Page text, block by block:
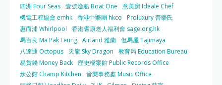
四洲 Four Seas 壹號漁船 Boat One
意美廚 Ideale Chef
機電工程協會 emhk 香港中樂團 hkco
Proluxury 普樂氏
惠而浦 Whirlpool
香港耆康老人福利會 sage.org.hk
馬百良 Ma Pak Leung Airland 雅蘭 但馬屋 Tajimaya
八達通 Octopus
天龍 Sky Dragon
教育局 Education Bureau
易賞錢 Money Back
歷史檔案館 Public Records Office
炊公館 Champ Kitchen
音樂事務處 Music Office